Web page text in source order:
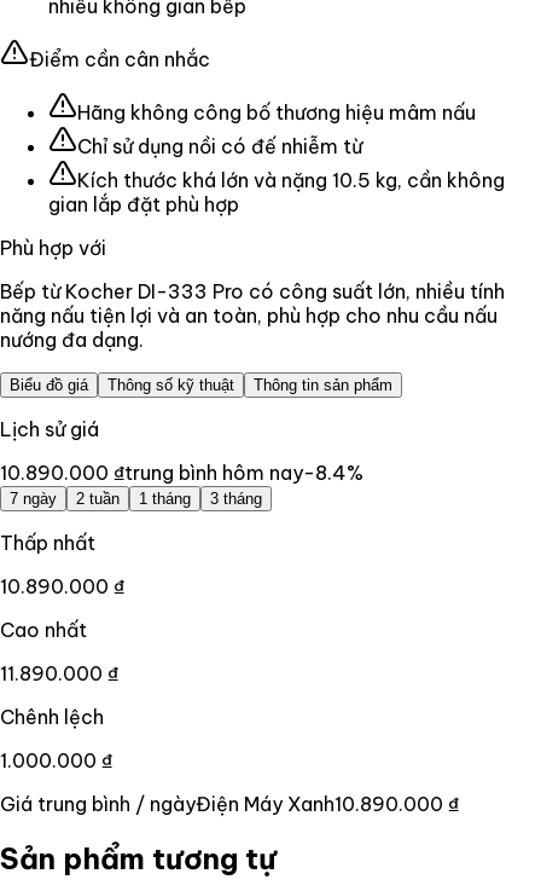
nhiều không gian bếp
Điểm cần cân nhắc
Hãng không công bố thương hiệu mâm nấu
Chỉ sử dụng nồi có đế nhiễm từ
Kích thước khá lớn và nặng 10.5 kg, cần không
gian lắp đặt phù hợp
Phù hợp với
Bếp từ Kocher DI-333 Pro có công suất lớn, nhiều tính
năng nấu tiện lợi và an toàn, phù hợp cho nhu cầu nấu
nướng đa dạng.
Biểu đồ giá Thông số kỹ thuật Thông tin sản phẩm
Lịch sử giá
10.890.000 ₫trung bình hôm nay-8.4%
7 ngày 2 tuần 1 tháng 3 tháng
Thấp nhất
10.890.000 ₫
Cao nhất
11.890.000 ₫
Chênh lệch
1.000.000 ₫
Giá trung bình / ngàyĐiện Máy Xanh10.890.000 ₫
Sản phẩm tương tự